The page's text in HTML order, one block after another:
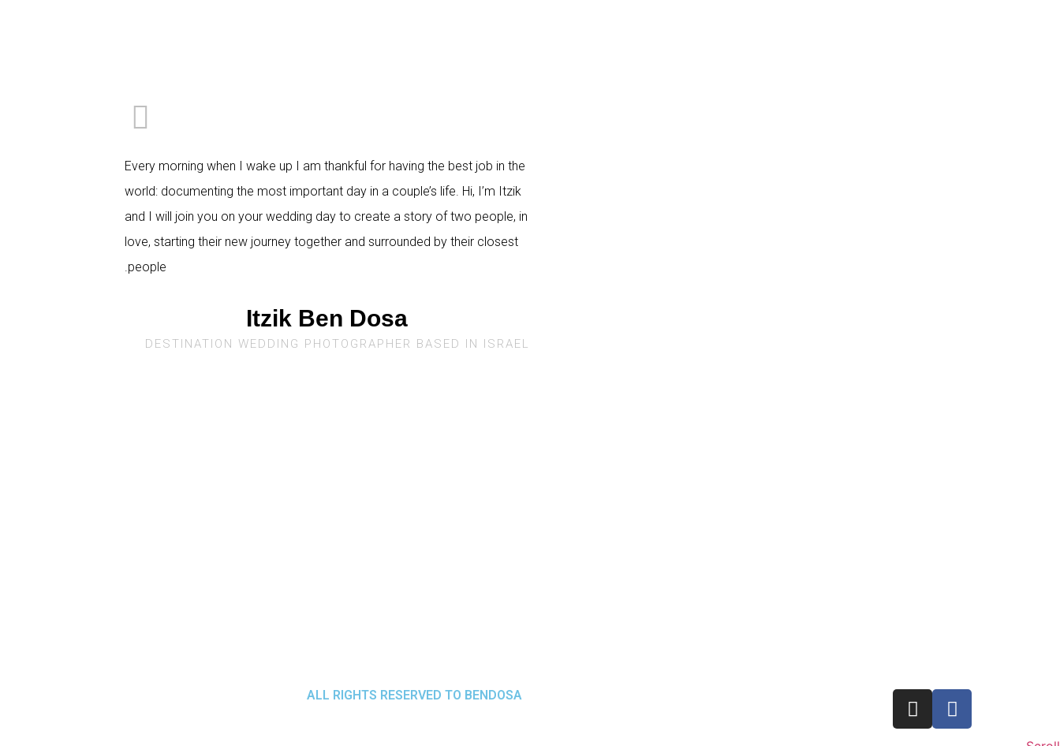
Every morning when I wake up I am thankful for having the best job in the
world: documenting the most important day in a couple’s life. Hi, I’m Itzik
and I will join you on your wedding day to create a story of two people, in
love, starting their new journey together and surrounded by their closest
people.
Itzik Ben Dosa
DESTINATION WEDDING PHOTOGRAPHER BASED IN ISRAEL
ALL RIGHTS RESERVED TO BENDOSA